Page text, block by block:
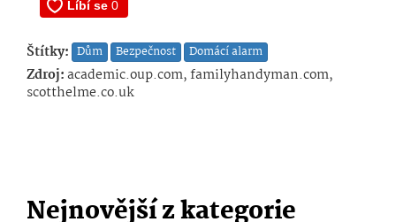
Štítky: Dům Bezpečnost Domácí alarm
Zdroj:academic.oup.com, familyhandyman.com,
scotthelme.co.uk
Nejnovější z kategorie